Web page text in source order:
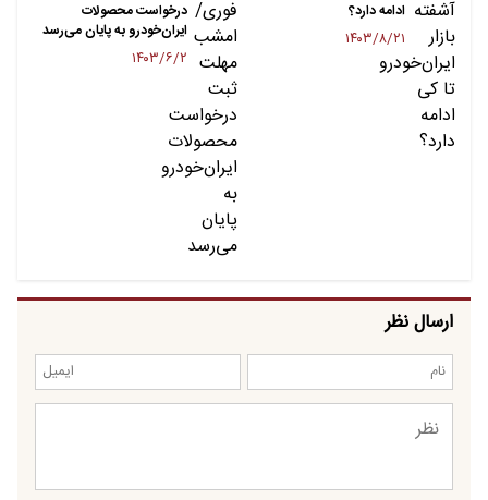
ادامه دارد؟
۱۴۰۳/۸/۲۱
درخواست محصولات
ایران‌خودرو به پایان می‌رسد
۱۴۰۳/۶/۲
ارسال نظر